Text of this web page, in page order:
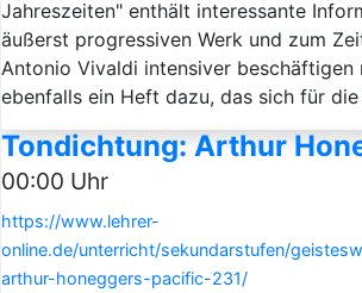
Jahreszeiten" enthält interessante
äußerst progressiven Werk und zum
Antonio Vivaldi intensiver
ebenfalls ein Heft dazu, das sich für
Tondichtung: Arthur
00:00 Uhr
https://www.lehrer-
online.de/unterricht/sekundarstufen/
arthur-honeggers-pacific-231/